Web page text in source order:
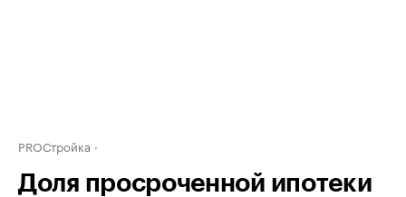
PROСтройка
Доля просроченной ипотеки